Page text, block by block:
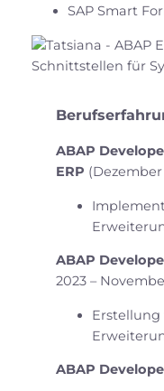
SAP Smart
ABAP
ERP
ABAP
2023 –
ABAP